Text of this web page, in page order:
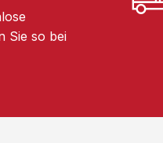
Sie so bei